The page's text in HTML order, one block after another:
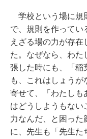
学校という場に規
で、規則を作ってい
えざる場の力が存
た。なぜなら、わた
張した時にも、「稲
も、これはしょう
寄せて、「わたしも
はどうしようもない
力なんだ、と困った
に、先生も「先生た